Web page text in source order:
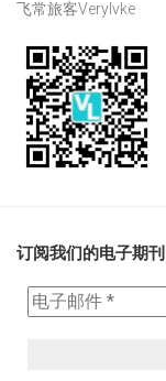
飞常旅客Verylvke
订阅我们的电子期刊